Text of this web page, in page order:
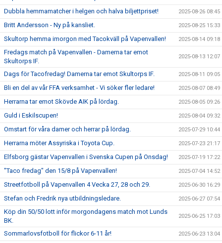
Dubbla hemmamatcher i helgen och halva biljettpriset! 2025-08-26 08:45
Britt Andersson - Ny på kansliet. 2025-08-25 15:33
Skultorp hemma imorgon med Tacokväll på Vapenvallen! 2025-08-14 09:18
Fredags match på Vapenvallen - Damerna tar emot
Skultorps IF.
2025-08-13 12:07
Dags för Tacofredag! Damerna tar emot Skultorps IF. 2025-08-11 09:05
Bli en del av vår FFA verksamhet - Vi söker fler ledare! 2025-08-07 08:49
Herrarna tar emot Skövde AIK på lördag. 2025-08-05 09:26
Guld i Eskilscupen! 2025-08-04 09:32
Omstart för våra damer och herrar på lördag. 2025-07-29 10:44
Herrarna möter Assyriska i Toyota Cup. 2025-07-23 21:17
Elfsborg gästar Vapenvallen i Svenska Cupen på Onsdag! 2025-07-19 17:22
"Taco fredag" den 15/8 på Vapenvallen! 2025-07-04 14:52
Streetfotboll på Vapenvallen 4 Vecka 27, 28 och 29. 2025-06-30 16:29
Stefan och Fredrik nya utbildningsledare. 2025-06-27 07:54
Köp din 50/50 lott inför morgondagens match mot Lunds
BK.
2025-06-25 17:03
Sommarlovsfotboll för flickor 6-11 år! 2025-06-23 13:04